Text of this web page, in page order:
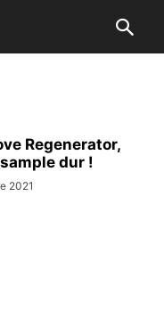
Regenerator,
dur !
2021